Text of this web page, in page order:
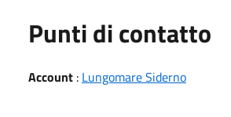
Punti di contatto
Account : Lungomare Siderno